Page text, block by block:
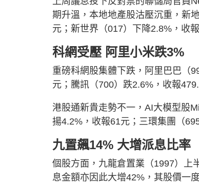
期升溫，本地地產股沽壓沉重，新
元；新世界（017）下降2.8%，收
科網受壓 阿里小米跌3%
重磅科網股集體下跌，阿里巴巴（
元；騰訊（700）跌2.6%，收報
港股通新貴走勢不一，AI大模型股
揚4.2%，收報61元；三環集團（
九置飆14% 大增派息比率
個股方面，九龍倉置業（1997）上
息金額亦因此大增42%，其股價一